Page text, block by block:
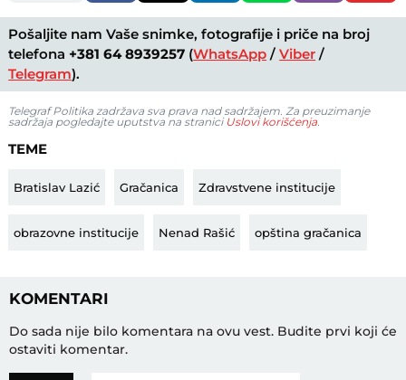
Pošaljite nam Vaše snimke, fotografije i priče na broj
telefona +381 64 8939257 (WhatsApp /Viber /
Telegram).
Telegraf Politika zadržava sva prava nad sadržajem. Za preuzimanje
sadržaja pogledajte uputstva na stranici Uslovi korišćenja
TEME
Bratislav Lazić Gračanica Zdravstvene institucije
obrazovne institucije Nenad Rašić opština gračanica
KOMENTARI
Do sada nije bilo komentara na ovu vest. Budite prvi koji će
ostaviti komentar.